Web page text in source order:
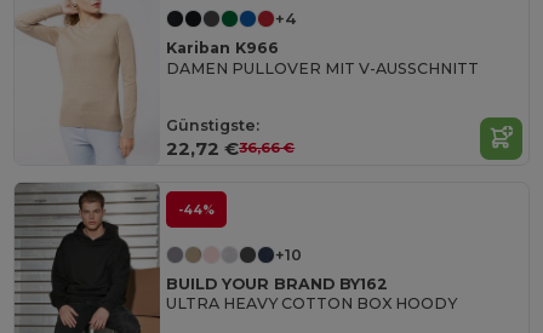
+4
Kariban K966
DAMEN PULLOVER MIT V-AUSSCHNITT
Günstigste:
22,72 €36,66 €
-44%
+10
BUILD YOUR BRAND BY162
ULTRA HEAVY COTTON BOX HOODY